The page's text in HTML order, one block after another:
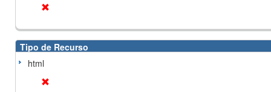
Tipo de Recurso
html